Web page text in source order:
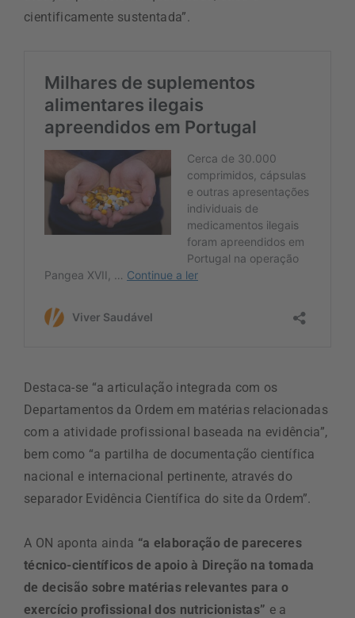
cientificamente sustentada”.
Destaca-se “a articulação integrada com os
Departamentos da Ordem em matérias relacionadas
com a atividade profissional baseada na evidência”,
bem como “a partilha de documentação científica
nacional e internacional pertinente, através do
separador Evidência Científica do site da Ordem”.
A ON aponta ainda “a elaboração de pareceres
técnico-científicos de apoio à Direção na tomada
de decisão sobre matérias relevantes para o
exercício profissional dos nutricionistas” e a